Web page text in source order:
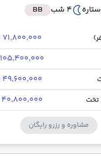
4 شب BB
۷۱٬۸۰۰٬۰۰۰ تومان
۱۰۵٬۴۰۰٬۰۰۰ تومان
۴۹٬۶۰۰٬۰۰۰ تومان
تخت ۴۰٬۸۰۰٬۰۰۰ تومان
مشاوره و رزرو رایگان